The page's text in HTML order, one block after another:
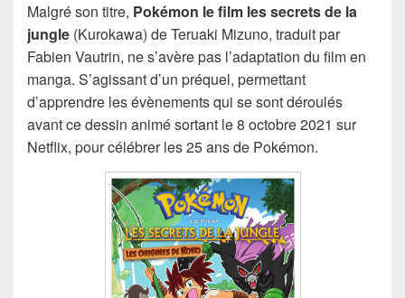
Malgré son titre, Pokémon le film les secrets de la
jungle (Kurokawa) de Teruaki Mizuno, traduit par
Fabien Vautrin, ne s’avère pas l’adaptation du film en
manga. S’agissant d’un préquel, permettant
d’apprendre les évènements qui se sont déroulés
avant ce dessin animé sortant le 8 octobre 2021 sur
Netflix, pour célébrer les 25 ans de Pokémon.